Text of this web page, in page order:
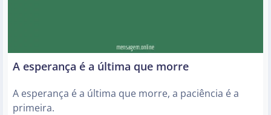
A esperança é a última que morre
A esperança é a última que morre, a paciência é a
primeira.